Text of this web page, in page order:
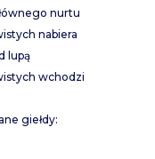
nurtu
nabiera
lupą
wchodzi
giełdy: